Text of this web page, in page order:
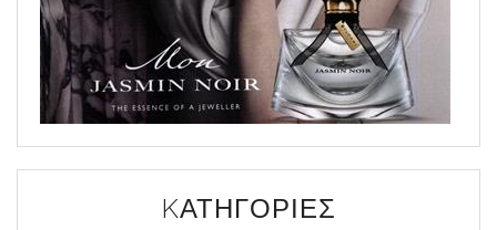
KΑΤΗΓΟΡΊΕΣ